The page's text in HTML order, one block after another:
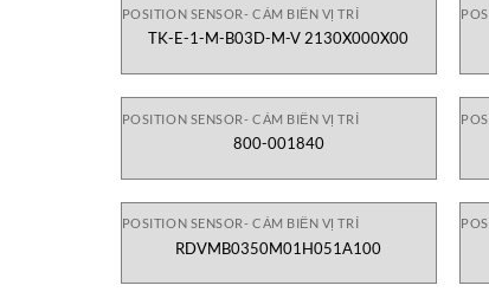
POSITION SENSOR- CẢM BIẾN VỊ TRÍ
TK-E-1-M-B03D-M-V 2130X000X00
POSITION SENSOR- CẢM BIẾN VỊ TRÍ
800-001840
POSITION SENSOR- CẢM BIẾN VỊ TRÍ
RDVMB0350M01H051A100